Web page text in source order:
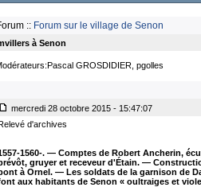
:: Forum sur le village de Senon
à Senon
GROSDIDIER, pgolles
mercredi 28 octobre 2015 - 15:47:07
d'archives
1560-. — Comptes de Robert Ancherin,
gruyer et receveur d'Étain. —
à Ornel. — Les soldats de la garnison de
aux habitants de Senon « oultraiges et